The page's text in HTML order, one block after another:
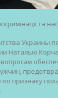
та
Украины
Наталью
признаку